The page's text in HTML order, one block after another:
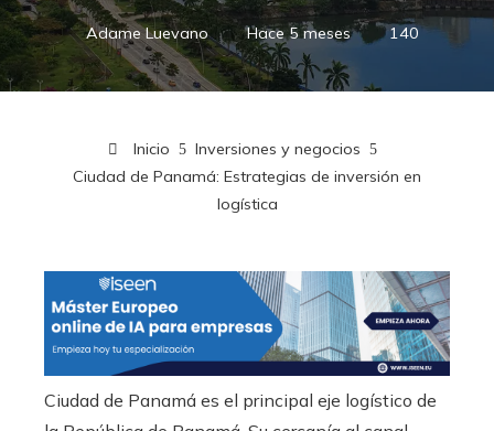
Adame Luevano Hace 5 meses 140
Inicio
Inversiones y negocios
Ciudad de Panamá: Estrategias de inversión en
logística
Ciudad de Panamá es el principal eje logístico de